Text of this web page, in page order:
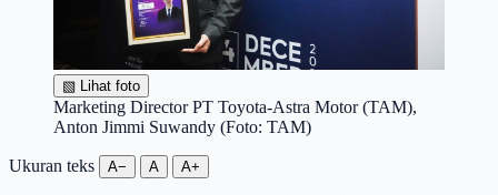
▧ Lihat foto
Marketing Director PT Toyota-Astra Motor (TAM),
Anton Jimmi Suwandy (Foto: TAM)
Ukuran teks A− A A+